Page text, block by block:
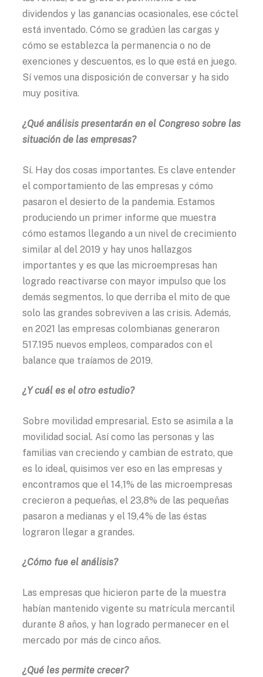
dividendos y las ganancias ocasionales, ese cóctel
está inventado. Cómo se gradúen las cargas y
cómo se establezca la permanencia o no de
exenciones y descuentos, es lo que está en juego.
Sí vemos una disposición de conversar y ha sido
muy positiva.
¿Qué análisis presentarán en el Congreso sobre las
situación de las empresas?
Sí. Hay dos cosas importantes. Es clave entender
el comportamiento de las empresas y cómo
pasaron el desierto de la pandemia. Estamos
produciendo un primer informe que muestra
cómo estamos llegando a un nivel de crecimiento
similar al del 2019 y hay unos hallazgos
importantes y es que las microempresas han
logrado reactivarse con mayor impulso que los
demás segmentos, lo que derriba el mito de que
solo las grandes sobreviven a las crisis. Además,
en 2021 las empresas colombianas generaron
517.195 nuevos empleos, comparados con el
balance que traíamos de 2019.
¿Y cuál es el otro estudio?
Sobre movilidad empresarial. Esto se asimila a la
movilidad social. Así como las personas y las
familias van creciendo y cambian de estrato, que
es lo ideal, quisimos ver eso en las empresas y
encontramos que el 14,1% de las microempresas
crecieron a pequeñas, el 23,8% de las pequeñas
pasaron a medianas y el 19,4% de las éstas
lograron llegar a grandes.
¿Cómo fue el análisis?
Las empresas que hicieron parte de la muestra
habían mantenido vigente su matrícula mercantil
durante 8 años, y han logrado permanecer en el
mercado por más de cinco años.
¿Qué les permite crecer?